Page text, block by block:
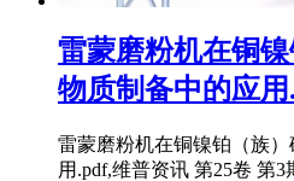
雷蒙磨粉机在铜
物质制备中的应用
雷蒙磨粉机在铜镍铂（族
用.pdf,维普资讯 第25卷 第3